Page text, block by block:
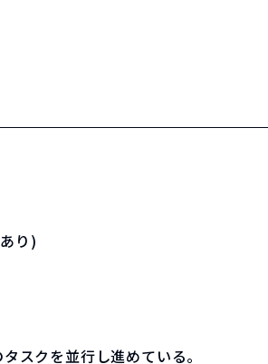
り)
スクを並行し進めている。